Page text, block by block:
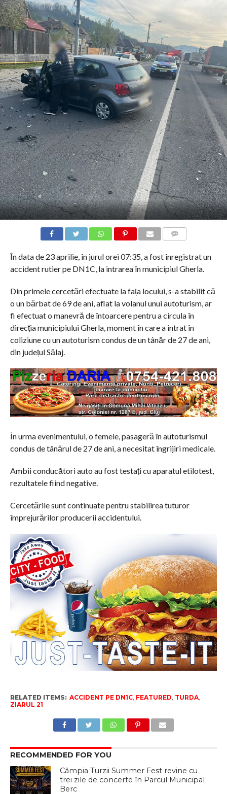
În data de 23 aprilie, în jurul orei 07:35, a fost înregistrat un
accident rutier pe DN1C, la intrarea în municipiul Gherla.
Din primele cercetări efectuate la fața locului, s-a stabilit că
o un bărbat de 69 de ani, aflat la volanul unui autoturism, ar
fi efectuat o manevră de întoarcere pentru a circula în
direcția municipiului Gherla, moment în care a intrat în
coliziune cu un autoturism condus de un tânăr de 27 de ani,
din județul Sălaj.
În urma evenimentului, o femeie, pasageră în autoturismul
condus de tânărul de 27 de ani, a necesitat îngrijiri medicale.
Ambii conducători auto au fost testați cu aparatul etilotest,
rezultatele fiind negative.
Cercetările sunt continuate pentru stabilirea tuturor
împrejurărilor producerii accidentului.
RELATED ITEMS: ACCIDENT PE DN1C, FEATURED TURDA,
ZIARUL 21
RECOMMENDED FOR YOU
Câmpia Turzii Summer Fest revine cu
trei zile de concerte în Parcul Municipal
Berc